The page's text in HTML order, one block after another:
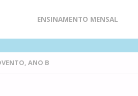
to
content
ENSINAMENTO MENSAL
ANO B